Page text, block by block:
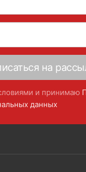
и принимаю
данных